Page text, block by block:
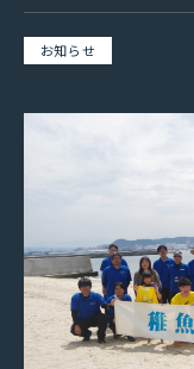
拠点情報
SDGsの取り組み
パートナーシッ
社会貢献活動
お知らせ